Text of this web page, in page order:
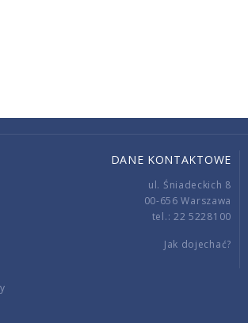
DANE KONTAKTOWE
ul. Śniadeckich 8
00-656 Warszawa
tel.: 22 5228100
Jak dojechać?